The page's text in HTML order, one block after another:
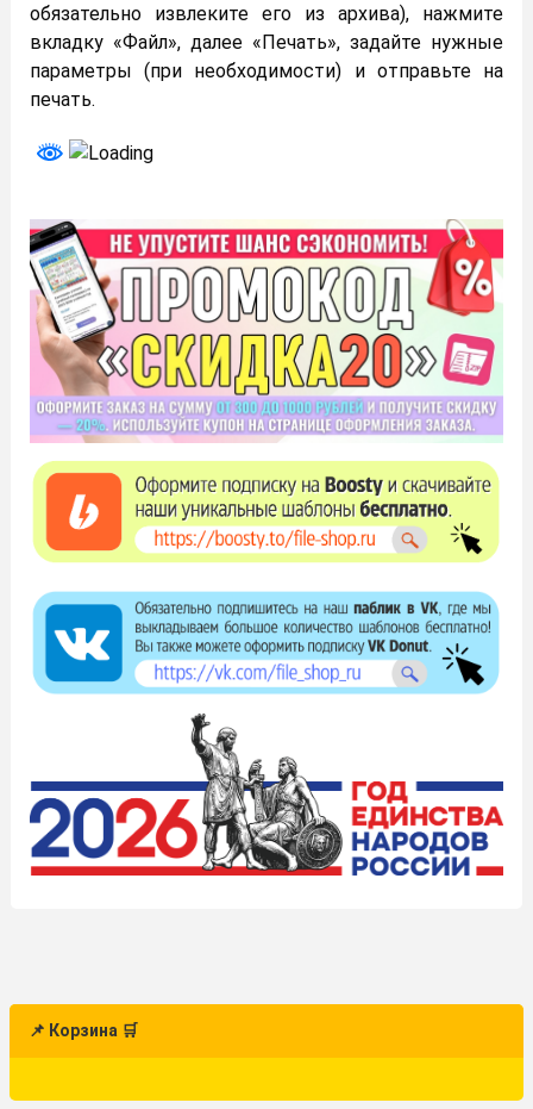
обязательно извлеките его из архива), нажмите
вкладку «Файл», далее «Печать», задайте нужные
параметры (при необходимости) и отправьте на
печать.
📌 Корзина 🛒